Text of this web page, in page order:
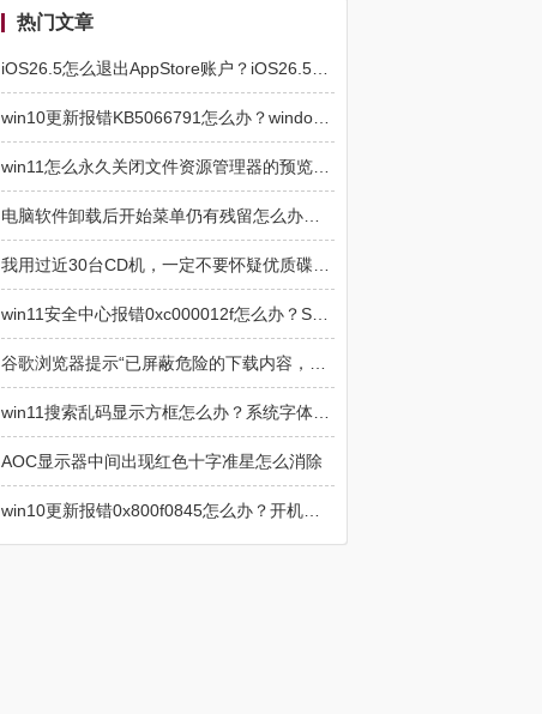
热门文章
AOC显示器中间出现红色十字准星怎么消除